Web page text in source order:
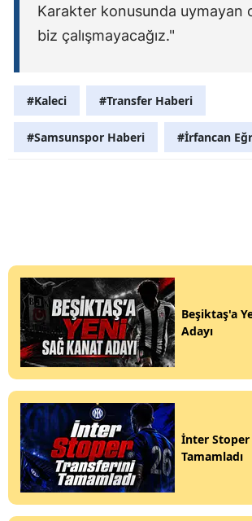
Karakter konusunda uymayan
biz çalışmayacağız."
#Kaleci #Transfer Haberi
#Samsunspor Haberi #İrfancan
Beşiktaş'a
Adayı
İnter
Tamamladı